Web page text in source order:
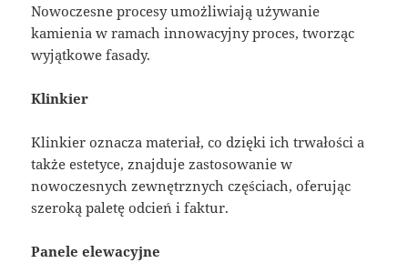
Nowoczesne procesy umożliwiają używanie
kamienia w ramach innowacyjny proces, tworząc
wyjątkowe fasady.
Klinkier
Klinkier oznacza materiał, co dzięki ich trwałości a
także estetyce, znajduje zastosowanie w
nowoczesnych zewnętrznych częściach, oferując
szeroką paletę odcień i faktur.
Panele elewacyjne